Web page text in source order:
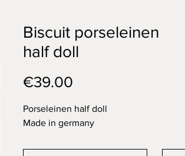
Biscuit porseleinen
half doll
€39.00
Porseleinen half doll
Made in germany